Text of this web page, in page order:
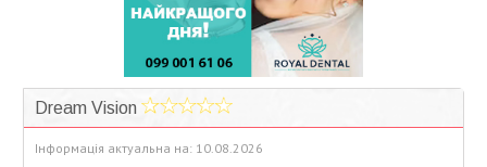
Учасники дисконтної програми
Dream Vision
Інформація актуальна на: 10.08.2026